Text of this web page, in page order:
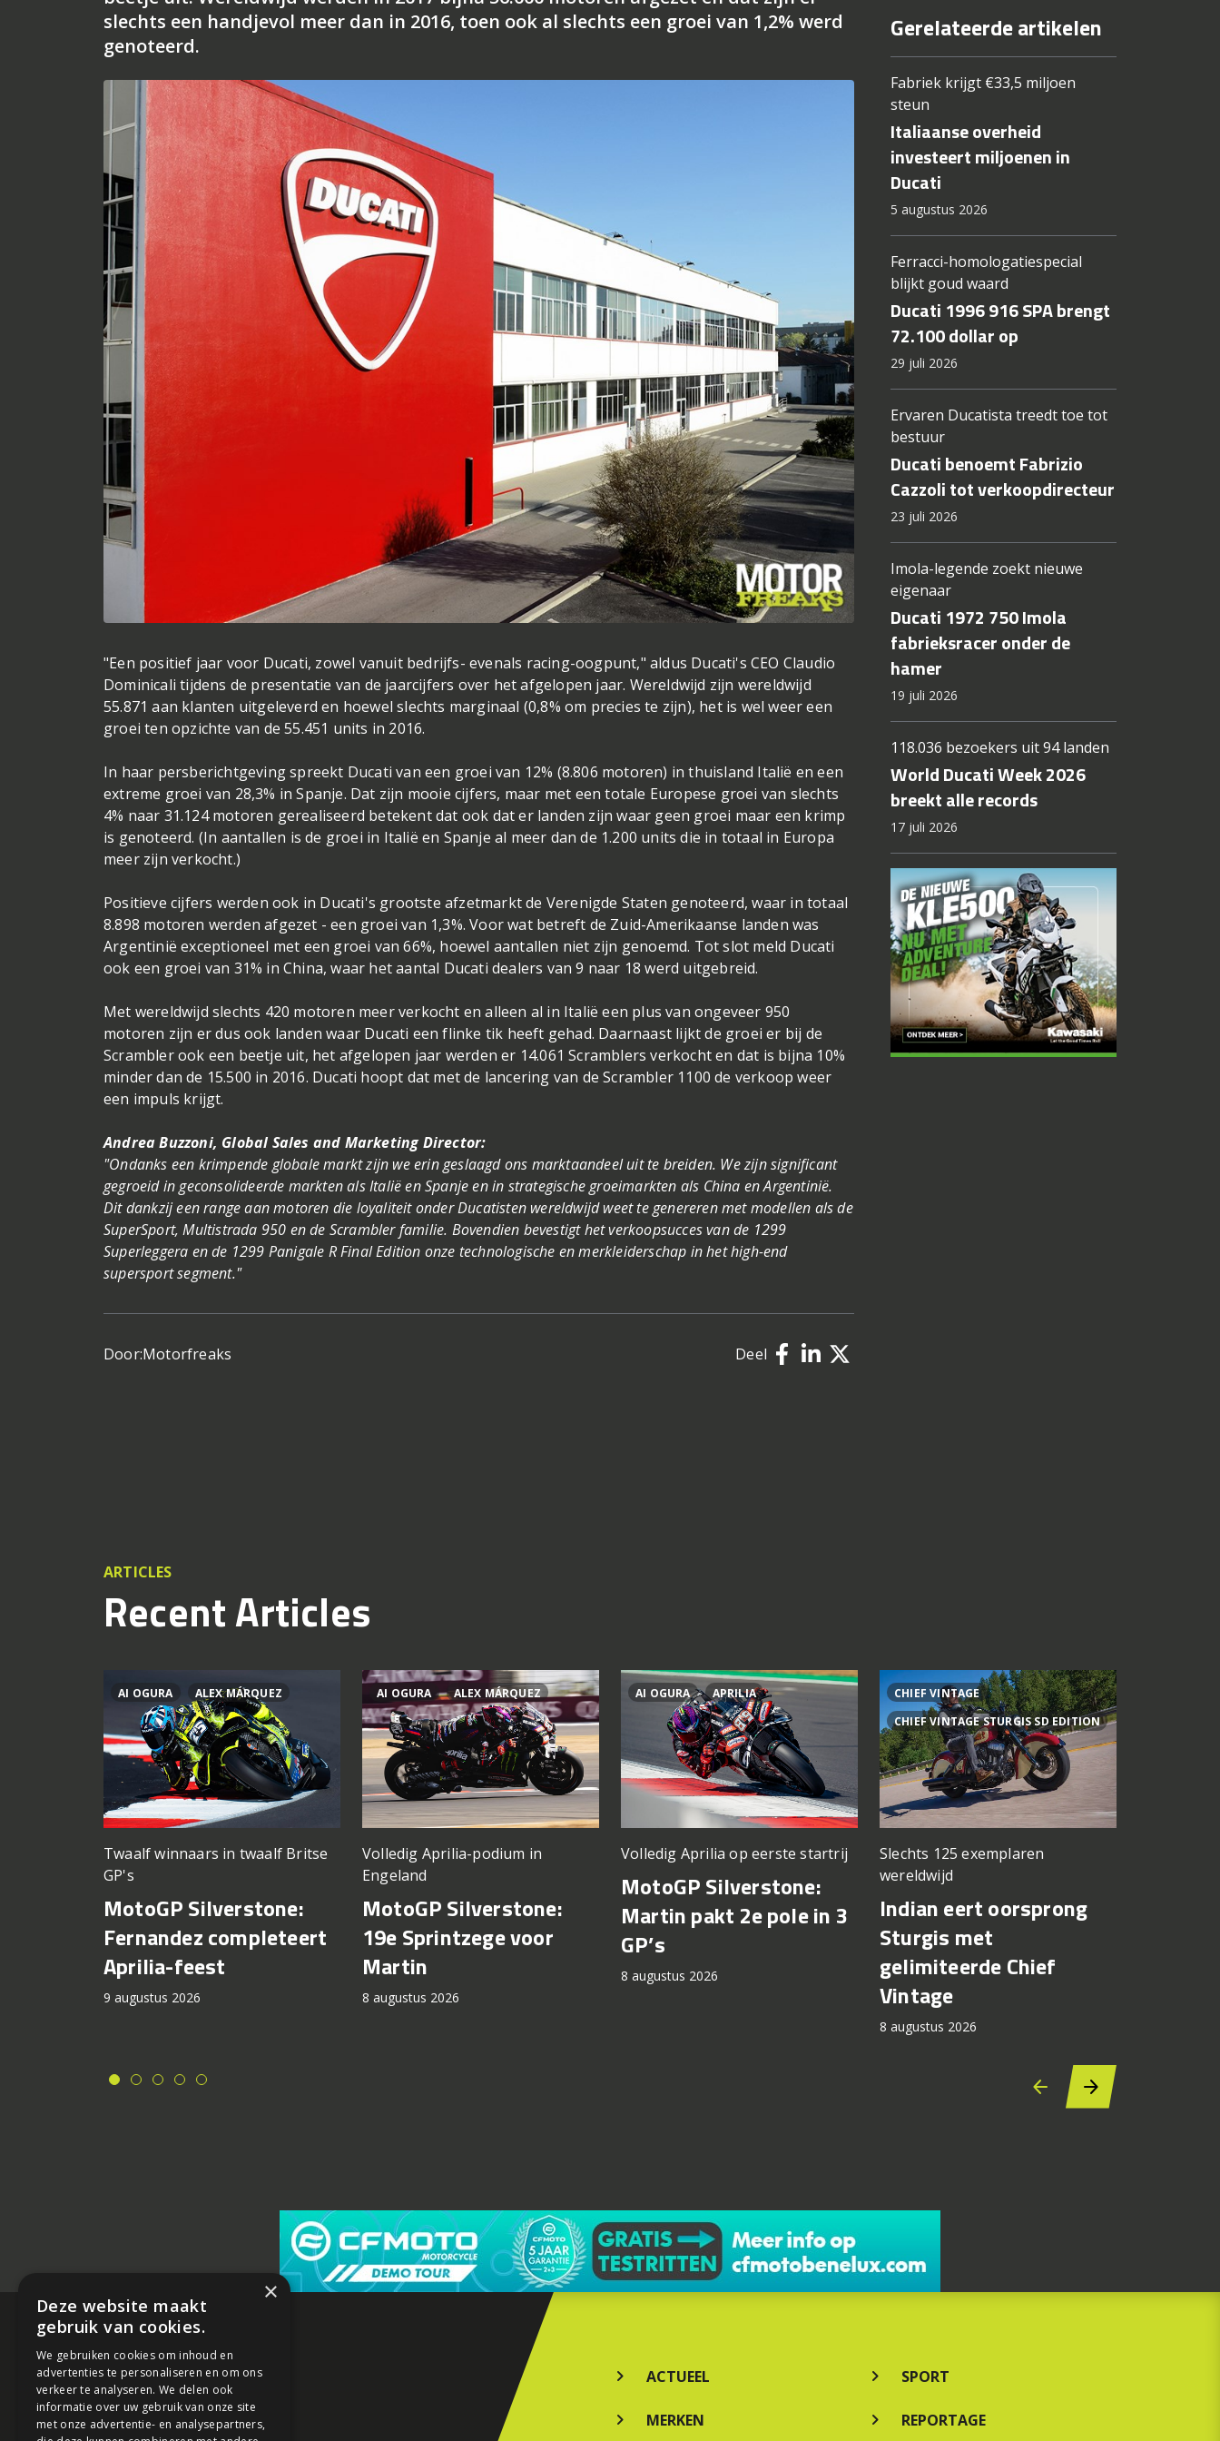
slechts een handjevol meer dan in 2016, toen ook al slechts een groei van 1,2% werd
genoteerd.
"Een positief jaar voor Ducati, zowel vanuit bedrijfs- evenals racing-oogpunt," aldus Ducati's CEO Claudio
Dominicali tijdens de presentatie van de jaarcijfers over het afgelopen jaar. Wereldwijd zijn wereldwijd
55.871 aan klanten uitgeleverd en hoewel slechts marginaal (0,8% om precies te zijn), het is wel weer een
groei ten opzichte van de 55.451 units in 2016.
In haar persberichtgeving spreekt Ducati van een groei van 12% (8.806 motoren) in thuisland Italië en een
extreme groei van 28,3% in Spanje. Dat zijn mooie cijfers, maar met een totale Europese groei van slechts
4% naar 31.124 motoren gerealiseerd betekent dat ook dat er landen zijn waar geen groei maar een krimp
is genoteerd. (In aantallen is de groei in Italië en Spanje al meer dan de 1.200 units die in totaal in Europa
meer zijn verkocht.)
Positieve cijfers werden ook in Ducati's grootste afzetmarkt de Verenigde Staten genoteerd, waar in totaal
8.898 motoren werden afgezet - een groei van 1,3%. Voor wat betreft de Zuid-Amerikaanse landen was
Argentinië exceptioneel met een groei van 66%, hoewel aantallen niet zijn genoemd. Tot slot meld Ducati
ook een groei van 31% in China, waar het aantal Ducati dealers van 9 naar 18 werd uitgebreid.
Met wereldwijd slechts 420 motoren meer verkocht en alleen al in Italië een plus van ongeveer 950
motoren zijn er dus ook landen waar Ducati een flinke tik heeft gehad. Daarnaast lijkt de groei er bij de
Scrambler ook een beetje uit, het afgelopen jaar werden er 14.061 Scramblers verkocht en dat is bijna 10%
minder dan de 15.500 in 2016. Ducati hoopt dat met de lancering van de Scrambler 1100 de verkoop weer
een impuls krijgt.
Andrea Buzzoni, Global Sales and Marketing Director:
"Ondanks een krimpende globale markt zijn we erin geslaagd ons marktaandeel uit te breiden. We zijn significant
gegroeid in geconsolideerde markten als Italië en Spanje en in strategische groeimarkten als China en Argentinië.
Dit dankzij een range aan motoren die loyaliteit onder Ducatisten wereldwijd weet te genereren met modellen als de
SuperSport, Multistrada 950 en de Scrambler familie. Bovendien bevestigt het verkoopsucces van de 1299
Superleggera en de 1299 Panigale R Final Edition onze technologische en merkleiderschap in het high-end
supersport segment."
Door:Motorfreaks Deel
Gerelateerde artikelen
Fabriek krijgt €33,5 miljoen
steun
Italiaanse overheid
investeert miljoenen in
Ducati
5 augustus 2026
Ferracci-homologatiespecial
blijkt goud waard
Ducati 1996 916 SPA brengt
72.100 dollar op
29 juli 2026
Ervaren Ducatista treedt toe tot
bestuur
Ducati benoemt Fabrizio
Cazzoli tot verkoopdirecteur
23 juli 2026
Imola-legende zoekt nieuwe
eigenaar
Ducati 1972 750 Imola
fabrieksracer onder de
hamer
19 juli 2026
118.036 bezoekers uit 94 landen
World Ducati Week 2026
breekt alle records
17 juli 2026
ARTICLES
Recent Articles
AI OGURA ALEX MÁRQUEZ
Twaalf winnaars in twaalf Britse
GP's
MotoGP Silverstone:
Fernandez completeert
Aprilia-feest
9 augustus 2026
AI OGURA ALEX MÁRQUEZ
Volledig Aprilia-podium in
Engeland
MotoGP Silverstone:
19e Sprintzege voor
Martin
8 augustus 2026
AI OGURA APRILIA
Volledig Aprilia op eerste startrij
MotoGP Silverstone:
Martin pakt 2e pole in 3
GP’s
8 augustus 2026
CHIEF VINTAGE
CHIEF VINTAGE STURGIS SD EDITION
Slechts 125 exemplaren
wereldwijd
Indian eert oorsprong
Sturgis met
gelimiteerde Chief
Vintage
8 augustus 2026
ACTUEEL
MERKEN
SPORT
REPORTAGE
×
Deze website maakt
gebruik van cookies.
We gebruiken cookies om inhoud en
advertenties te personaliseren en om ons
verkeer te analyseren. We delen ook
informatie over uw gebruik van onze site
met onze advertentie- en analysepartners,